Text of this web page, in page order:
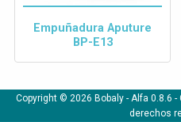
Empuñadura Aputure
BP-E13
Copyright © 2026 Bobaly - Alfa 0.8.6 -
derechos